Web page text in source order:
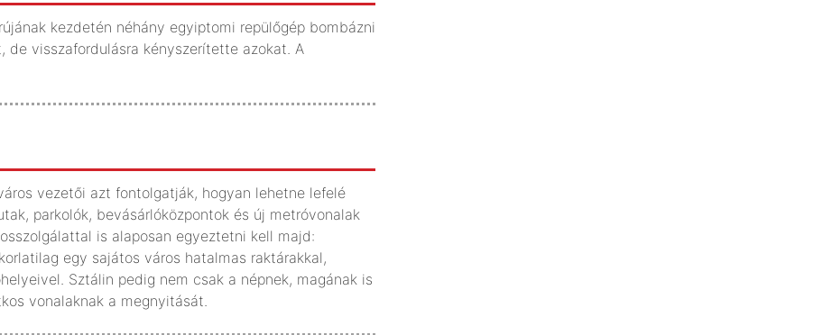
kezdetén néhány egyiptomi repülőgép bombázni
visszafordulásra kényszerítette azokat. A
vezetői azt fontolgatják, hogyan lehetne lefelé
parkolók, bevásárlóközpontok és új metróvonalak
is alaposan egyeztetni kell majd:
egy sajátos város hatalmas raktárakkal,
Sztálin pedig nem csak a népnek, magának is
vonalaknak a megnyitását.